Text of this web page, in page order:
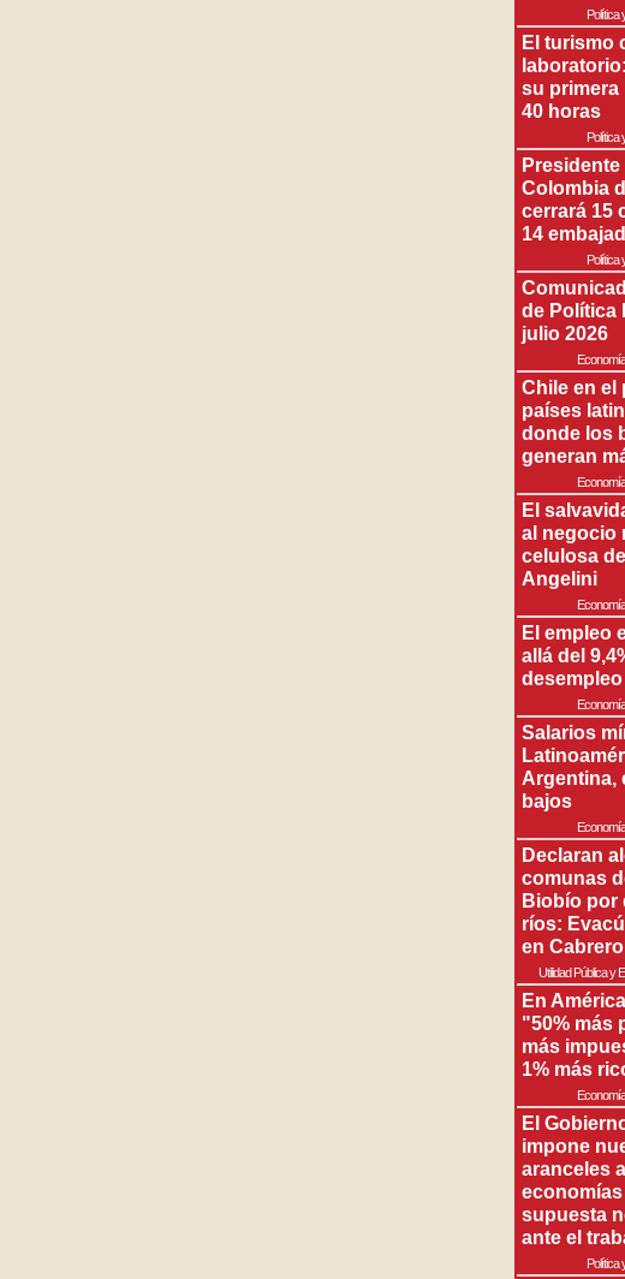
Política
El turismo
su primera
40 horas
Política
Colombia
cerrará 15
14
Política
de Política
julio 2026
Chile en el
países
donde los
generan
El
al negocio
celulosa
Angelini
El empleo
allá del
desempleo
Salarios
Argentina,
bajos
Declaran
comunas
Biobío por
ríos:
en Cabrero
Utilidad Pública y
En
"50% más
más
1% más
El
impone
aranceles
supuesta
ante el
Política